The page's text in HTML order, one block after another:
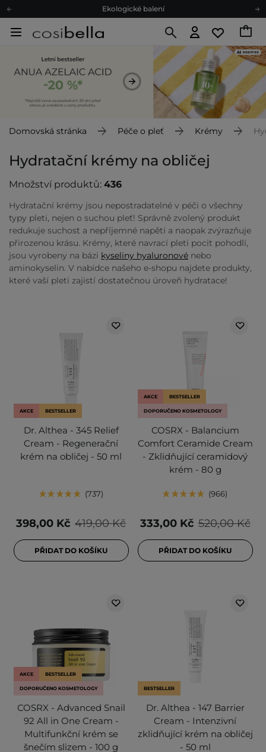
Ekologické balení
Doporučovací Program
Darkové karty
Ekologické balení
Domovská stránka Péče o pleť Krémy
Hydratační krémy na obličej
Množství produktů: 436
Hydratační krémy jsou nepostradatelné v péči o všechny
typy pleti, nejen o suchou pleť! Správně zvolený produkt
redukuje suchost a nepříjemné napětí a naopak zvýrazňuje
přirozenou krásu. Krémy, které navrací pleti pocit pohodlí,
jsou vyrobeny na bázi kyseliny hyaluronové nebo
aminokyselin. V nabídce našeho e-shopu najdete produkty,
které vaší pleti zajistí dostatečnou úroveň hydratace!
AKCE BESTSELLER
Dr. Althea - 345 Relief
Cream - Regenerační
krém na obličej - 50 ml
737
419,00 Kč
398,00 Kč
PŘIDAT DO KOŠÍKU
AKCE BESTSELLER
DOPORUČENO KOSMETOLOGY
COSRX - Balancium
Comfort Ceramide Cream
- Zklidňující ceramidový
krém - 80 g
966
520,00 Kč
333,00 Kč
PŘIDAT DO KOŠÍKU
AKCE BESTSELLER
DOPORUČENO KOSMETOLOGY
COSRX - Advanced Snail
92 All in One Cream -
Multifunkční krém se
šnečím slizem - 100 g
BESTSELLER
Dr. Althea - 147 Barrier
Cream - Intenzivní
zklidňující krém na obličej
- 50 ml